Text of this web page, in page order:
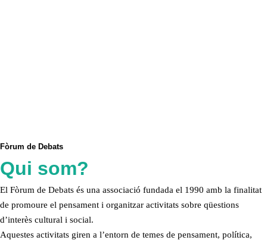
Fòrum de Debats
Qui som?
El Fòrum de Debats és una associació fundada el 1990 amb la finalitat
de promoure el pensament i organitzar activitats sobre qüestions
d’interès cultural i social.
Aquestes activitats giren a l’entorn de temes de pensament, política,